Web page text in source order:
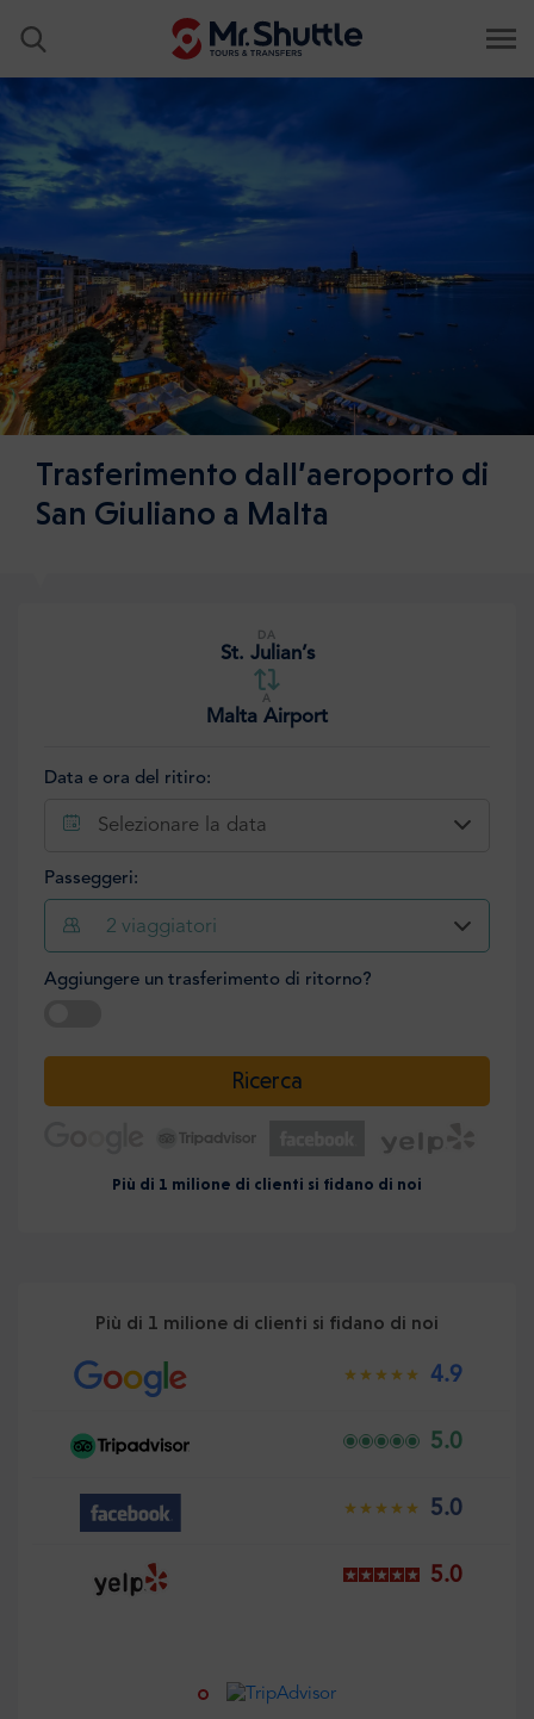
Trasferimento dall’aeroporto di
San Giuliano a Malta
DA
St. Julian’s
A
Malta Airport
Data e ora del ritiro:
Selezionare la data
Passeggeri:
2 viaggiatori
Aggiungere un trasferimento di ritorno?
Ricerca
Più di 1 milione di clienti si fidano di noi
Più di 1 milione di clienti si fidano di noi
4.9
5.0
5.0
5.0